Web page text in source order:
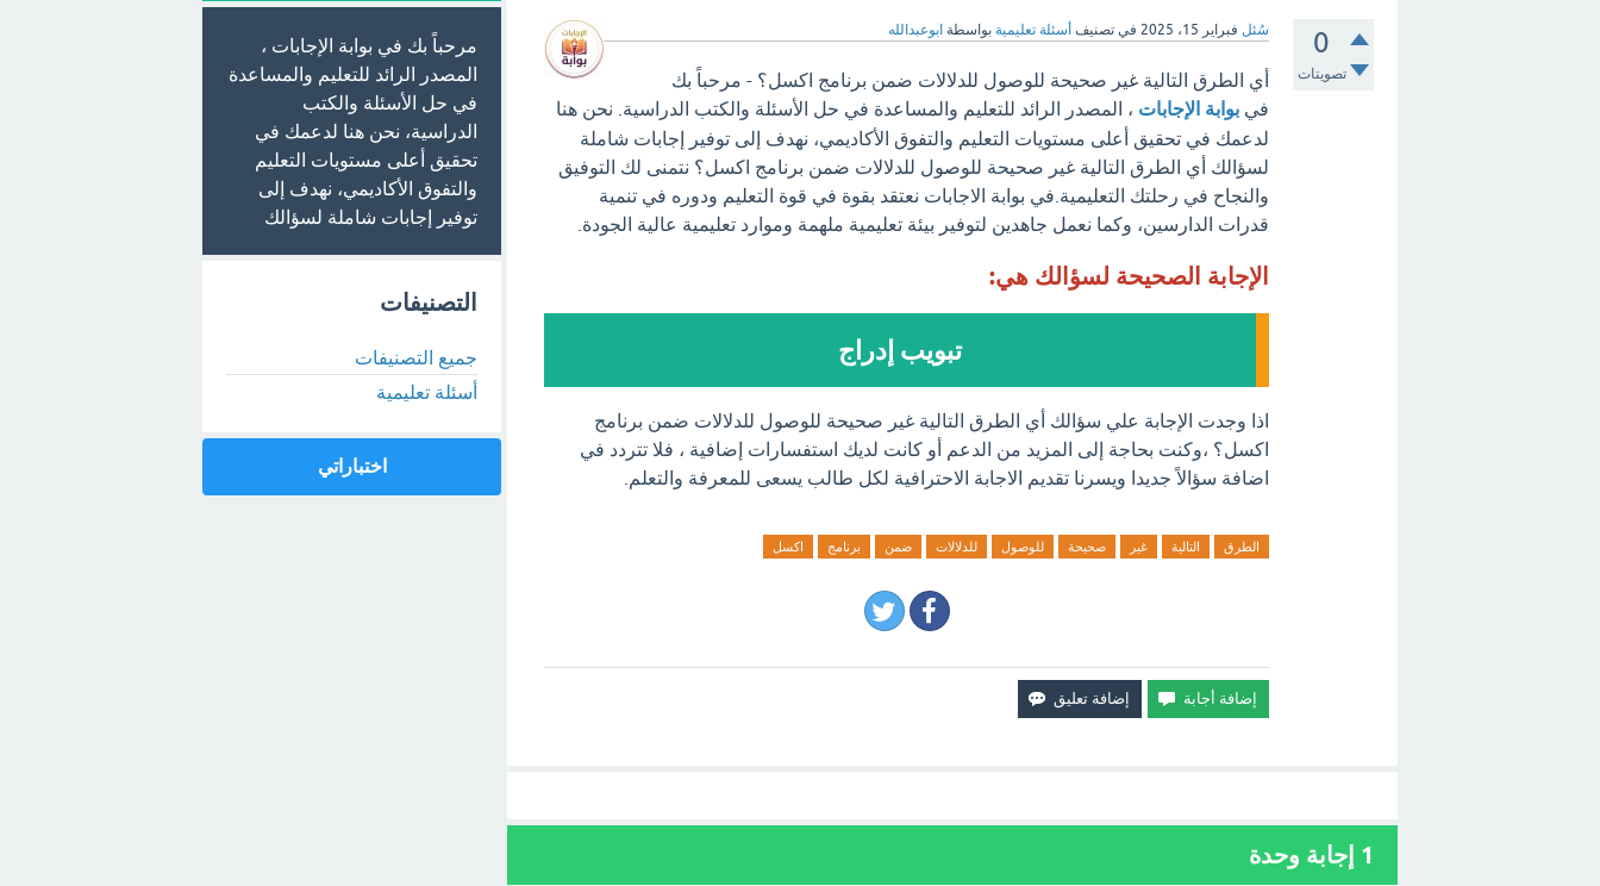
0
تصويتات
سُئل فبراير 15، 2025 في تصنيف أسئلة تعليمية بواسطة ابوعبدالله
أي الطرق التالية غير صحيحة للوصول للدلالات ضمن برنامج اكسل؟ - مرحباً بك
في بوابة الإجابات ، المصدر الرائد للتعليم والمساعدة في حل الأسئلة والكتب الدراسية. نحن هنا
لدعمك في تحقيق أعلى مستويات التعليم والتفوق الأكاديمي، نهدف إلى توفير إجابات شاملة
لسؤالك أي الطرق التالية غير صحيحة للوصول للدلالات ضمن برنامج اكسل؟ نتمنى لك التوفيق
والنجاح في رحلتك التعليمية.في بوابة الاجابات نعتقد بقوة في قوة التعليم ودوره في تنمية
قدرات الدارسين، وكما نعمل جاهدين لتوفير بيئة تعليمية ملهمة وموارد تعليمية عالية الجودة.
الإجابة الصحيحة لسؤالك هي:
تبويب إدراج
اذا وجدت الإجابة علي سؤالك أي الطرق التالية غير صحيحة للوصول للدلالات ضمن برنامج
اكسل؟ ،وكنت بحاجة إلى المزيد من الدعم أو كانت لديك استفسارات إضافية ، فلا تتردد في
اضافة سؤالاً جديدا ويسرنا تقديم الاجابة الاحترافية لكل طالب يسعى للمعرفة والتعلم.
الطرق التالية غير صحيحة للوصول للدلالات ضمن برنامج اكسل
1 إجابة وحدة
مرحباً بك في بوابة الإجابات ،
المصدر الرائد للتعليم والمساعدة
في حل الأسئلة والكتب
الدراسية، نحن هنا لدعمك في
تحقيق أعلى مستويات التعليم
والتفوق الأكاديمي، نهدف إلى
توفير إجابات شاملة لسؤالك
التصنيفات
جميع التصنيفات
أسئلة تعليمية
اختباراتي